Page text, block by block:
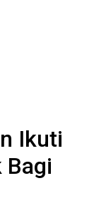
Ikuti